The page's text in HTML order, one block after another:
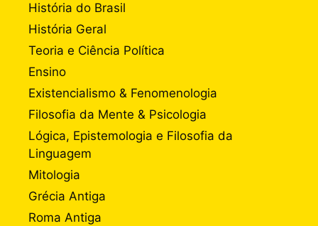
História do Brasil
História Geral
Teoria e Ciência Política
Ensino
Existencialismo & Fenomenologia
Filosofia da Mente & Psicologia
Lógica, Epistemologia e Filosofia da
Linguagem
Mitologia
Grécia Antiga
Roma Antiga